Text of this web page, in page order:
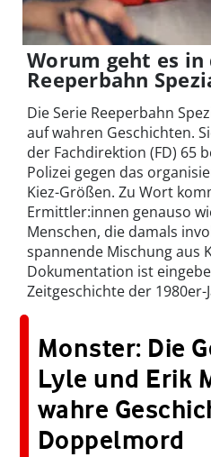
Worum geht es in
Reeperbahn
Die Serie Reeperbahn
auf wahren Geschichten.
der Fachdirektion (FD) 65
Polizei gegen das
Kiez-Größen. Zu Wort
Ermittler:innen genauso
Menschen, die damals
spannende Mischung aus
Dokumentation ist
Zeitgeschichte der 1980er-
Monster: Die
Lyle und Erik
wahre
Doppelmord